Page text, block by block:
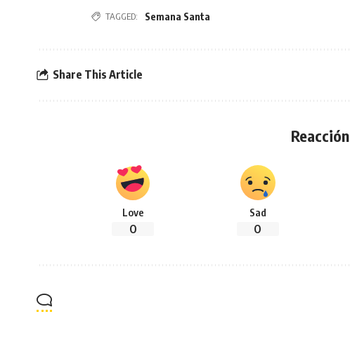
TAGGED: Semana Santa
Share This Article
Reacción
Love
0
Sad
0